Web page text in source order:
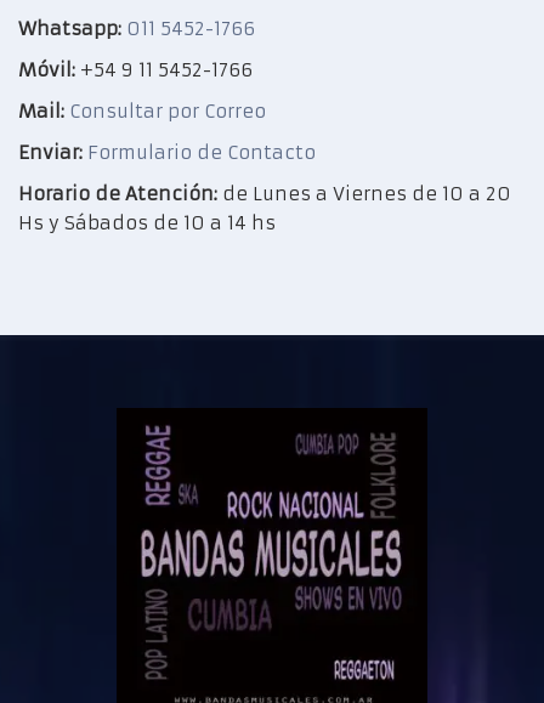
Whatsapp: 011 5452-1766
Móvil: +54 9 11 5452-1766
Mail: Consultar por Correo
Enviar: Formulario de Contacto
Horario de Atención: de Lunes a Viernes de 10 a 20
Hs y Sábados de 10 a 14 hs